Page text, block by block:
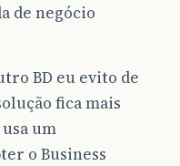
de negócio
BD eu evito de
fica mais
um
o Business